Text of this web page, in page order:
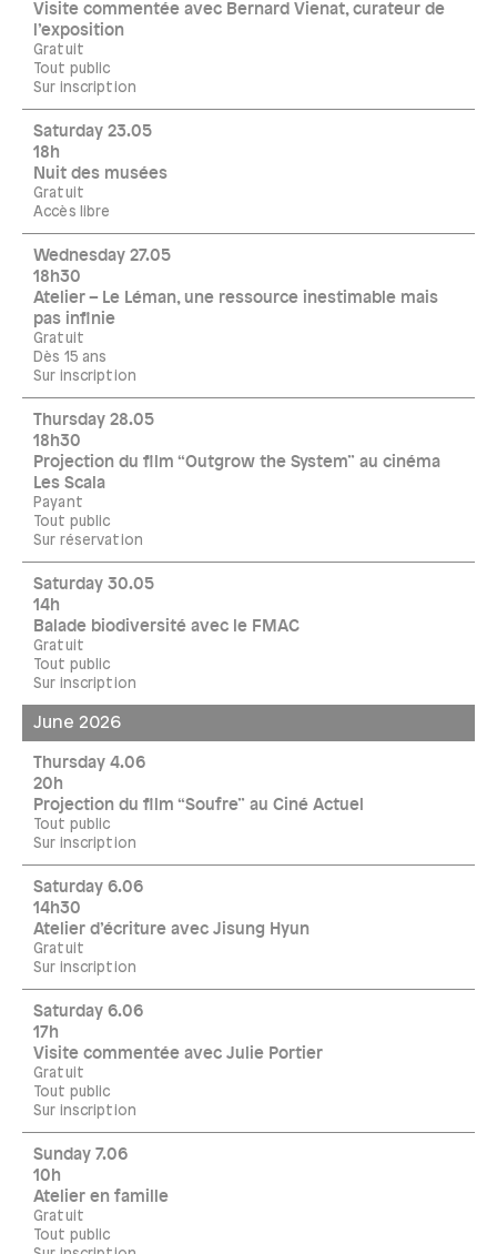
Visite commentée avec Bernard Vienat, curateur de
l’exposition
Gratuit
Tout public
Sur inscription
Saturday 23.05
18h
Nuit des musées
Gratuit
Accès libre
Wednesday 27.05
18h30
Atelier – Le Léman, une ressource inestimable mais
pas infinie
Gratuit
Dès 15 ans
Sur inscription
Thursday 28.05
18h30
Projection du film “Outgrow the System” au cinéma
Les Scala
Payant
Tout public
Sur réservation
Saturday 30.05
14h
Balade biodiversité avec le FMAC
Gratuit
Tout public
Sur inscription
June 2026
Thursday 4.06
20h
Projection du film “Soufre” au Ciné Actuel
Tout public
Sur inscription
Saturday 6.06
14h30
Atelier d’écriture avec Jisung Hyun
Gratuit
Sur inscription
Saturday 6.06
17h
Visite commentée avec Julie Portier
Gratuit
Tout public
Sur inscription
Sunday 7.06
10h
Atelier en famille
Gratuit
Tout public